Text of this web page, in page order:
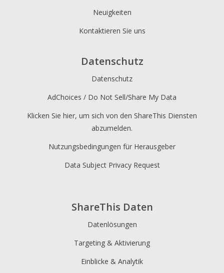
ShareThis Daten
Datenlösungen
Targeting & Aktivierung
Einblicke & Analytik
Neuigkeiten
Kontaktieren Sie uns
Datenschutz
Datenschutz
AdChoices / Do Not Sell/Share My Data
Klicken Sie hier, um sich von den ShareThis Diensten
abzumelden.
Nutzungsbedingungen für Herausgeber
Data Subject Privacy Request